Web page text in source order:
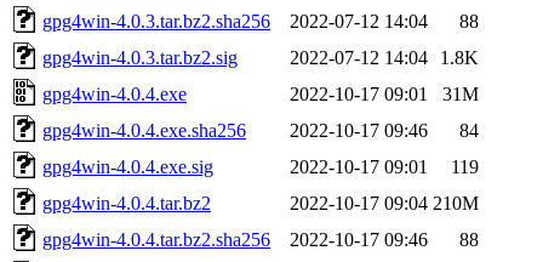
gpg4win-4.0.3.tar.bz2.sha256
2022-07-12 14:04
88
gpg4win-4.0.3.tar.bz2.sig
2022-07-12 14:04
1.8K
gpg4win-4.0.4.exe
2022-10-17 09:01
31M
gpg4win-4.0.4.exe.sha256
2022-10-17 09:46
84
gpg4win-4.0.4.exe.sig
2022-10-17 09:01
119
gpg4win-4.0.4.tar.bz2
2022-10-17 09:04 210M
gpg4win-4.0.4.tar.bz2.sha256
2022-10-17 09:46
88